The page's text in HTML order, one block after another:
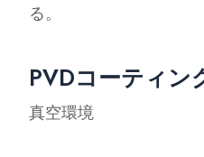
る。
PVDコーティン
真空環境